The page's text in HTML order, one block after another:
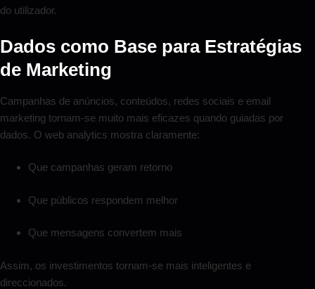
do utilizador.
Dados como Base para Estratégias
de Marketing
Campanhas de anúncios, conteúdos, redes sociais e email
marketing tornam-se muito mais eficazes quando guiadas por
dados. O web analytics mostra claramente:
Que campanhas geram retorno
Que públicos respondem melhor
Que mensagens convertem mais
Assim, os investimentos tornam-se mais inteligentes e
direccionados.